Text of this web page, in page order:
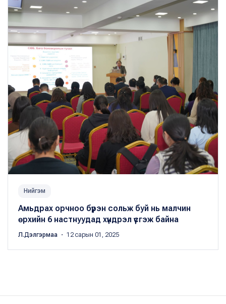
Нийгэм
Амьдрах орчноо бүрэн сольж буй нь малчин
өрхийн 6 настнуудад хүндрэл үүсгэж байна
Л.Дэлгэрмаа ・ 12 сарын 01, 2025